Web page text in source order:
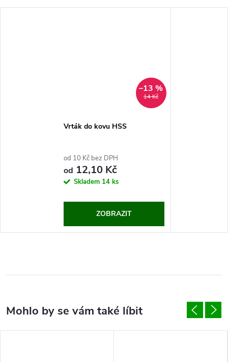
14 Kč
–13 %
Vrták do kovu HSS
od 10 Kč bez DPH
od 12,10 Kč
Skladem 14 ks
ZOBRAZIT